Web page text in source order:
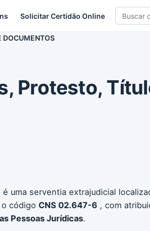
Solicitar Certidão Online
Buscar
cartório
DOCUMENTOS
Protesto,
é uma serventia extrajudicial
código CNS 02.647-6 , com
Pessoas Jurídicas.